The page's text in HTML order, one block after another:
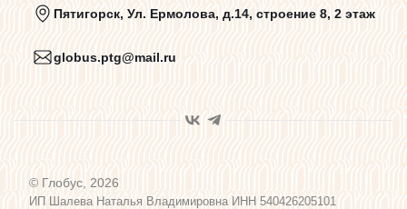
Пользовательское соглашение
Программа лояльности
Пятигорск, Ул. Ермолова, д.14, строение 8, 2 этаж
globus.ptg@mail.ru
© Глобус, 2026
ИП Шалева Наталья Владимировна ИНН 540426205101